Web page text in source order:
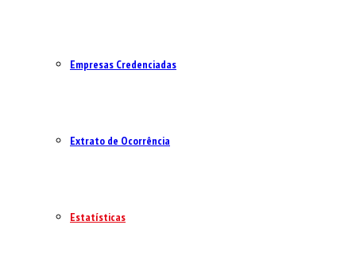
Empresas Credenciadas
Extrato de Ocorrência
Estatísticas